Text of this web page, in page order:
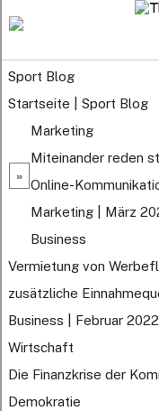
Sport Blog
Startseite
Sport Blog
»
Marketing
Miteinander reden
Online-
Marketing | März
Business
Vermietung von
zusätzliche
Business | Februar 2022
Wirtschaft
Die Finanzkrise der
Demokratie